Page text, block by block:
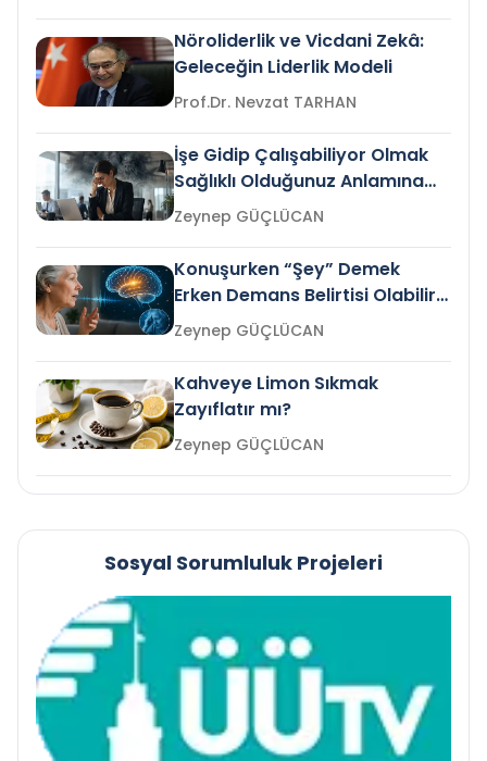
Nöroliderlik ve Vicdani Zekâ:
Geleceğin Liderlik Modeli
Prof.Dr. Nevzat TARHAN
İşe Gidip Çalışabiliyor Olmak
Sağlıklı Olduğunuz Anlamına
Gelir mi?Zeynep GÜÇLÜCAN
Konuşurken “Şey” Demek
Erken Demans Belirtisi Olabilir
mi?
Zeynep GÜÇLÜCAN
Kahveye Limon Sıkmak
Zayıflatır mı?
Zeynep GÜÇLÜCAN
Sosyal Sorumluluk Projeleri